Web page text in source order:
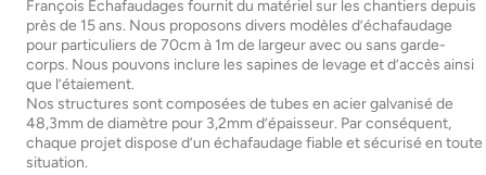
François Échafaudages fournit du matériel sur les chantiers depuis
près de 15 ans. Nous proposons divers modèles d’échafaudage
pour particuliers de 70cm à 1m de largeur avec ou sans garde-
corps. Nous pouvons inclure les sapines de levage et d’accès ainsi
que l’étaiement.
Nos structures sont composées de tubes en acier galvanisé de
48,3mm de diamètre pour 3,2mm d’épaisseur. Par conséquent,
chaque projet dispose d’un échafaudage fiable et sécurisé en toute
situation.